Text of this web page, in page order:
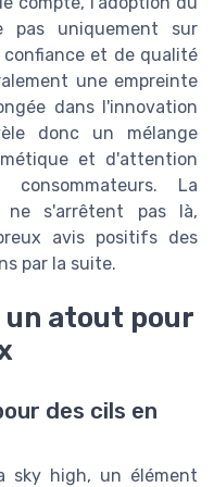
pas uniquement sur
et de qualité
une empreinte
dans l'innovation
donc un mélange
et d'attention
La
ne s'arrêtent pas là,
avis positifs des
par la suite.
un atout pour
des cils en
sky high, un élément